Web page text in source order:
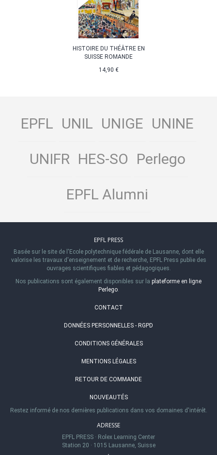
HISTOIRE DU THÉÂTRE EN
SUISSE ROMANDE
14,90 €
EPFL UNIL UNIGE UNINE
UNIFR HES-SO Perlego
EPFL Alumni
EPFL PRESS
Basée sur le site de l'Ecole polytechnique fédérale de Lausanne, dont elle
valorise les travaux d'enseignement et de recherche, EPFL Press publie des
ouvrages scientifiques fiables et pédagogiques.
Nos publications sont également disponibles sur la plateforme en ligne
Perlego.
CONTACT
DONNÉES PERSONNELLES - RGPD
CONDITIONS GÉNÉRALES
MENTIONS LÉGALES
RETOUR DE COMMANDE
NOUVEAUTÉS
Restez informé de nos dernières publications dans vos domaines d'intérêt.
ADRESSE
EPFL PRESS · Rolex Learning Center
Station 20 · 1015 Lausanne, Suisse